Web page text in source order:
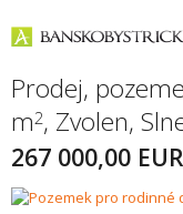
Prodej,
m2, Zvolen,
267 000,00 EUR